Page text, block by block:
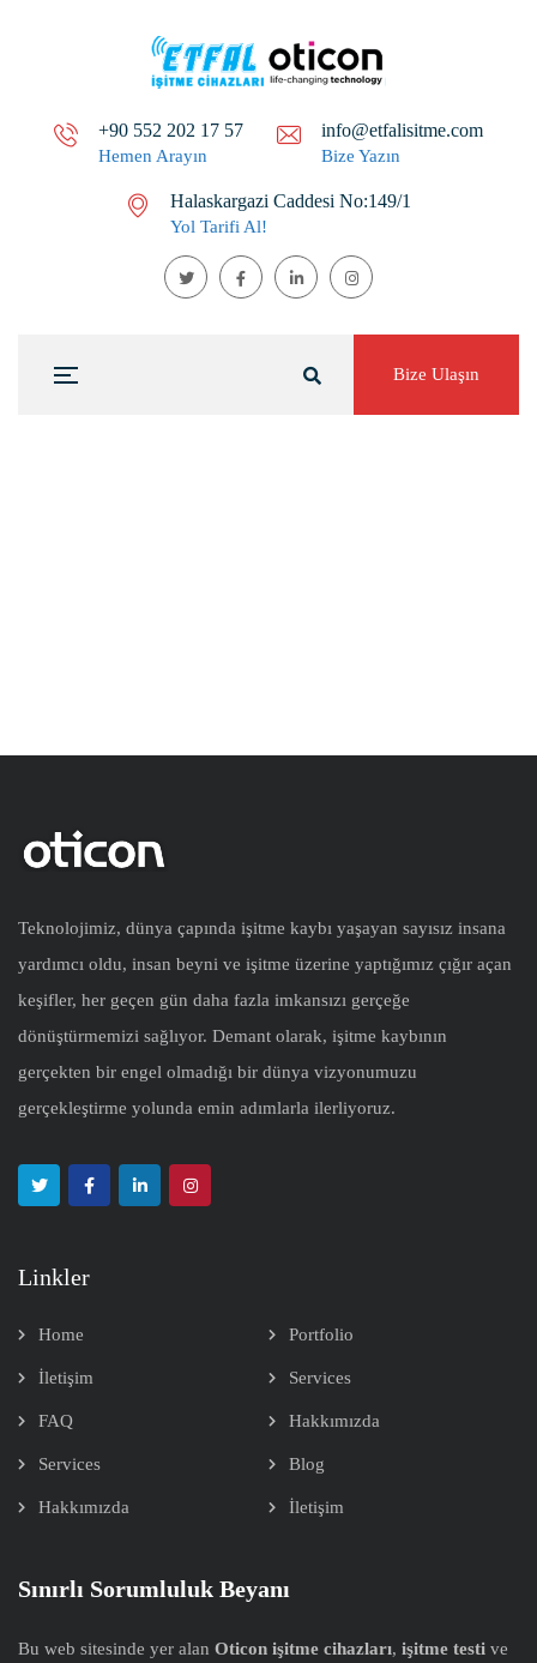
+90 552 202 17 57
Hemen Arayın
info@etfalisitme.com
Bize Yazın
Halaskargazi Caddesi No:149/1
Yol Tarifi Al!
Bize Ulaşın
Teknolojimiz, dünya çapında işitme kaybı yaşayan sayısız insana
yardımcı oldu, insan beyni ve işitme üzerine yaptığımız çığır açan
keşifler, her geçen gün daha fazla imkansızı gerçeğe
dönüştürmemizi sağlıyor. Demant olarak, işitme kaybının
gerçekten bir engel olmadığı bir dünya vizyonumuzu
gerçekleştirme yolunda emin adımlarla ilerliyoruz.
Linkler
Home Portfolio
İletişim Services
FAQ Hakkımızda
Services Blog
Hakkımızda İletişim
Sınırlı Sorumluluk Beyanı
Bu web sitesinde yer alan Oticon işitme cihazları, işitme testi ve